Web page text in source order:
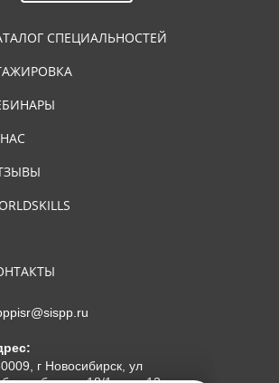
СПЕЦИАЛЬНОСТЕЙ
г Новосибирск, ул